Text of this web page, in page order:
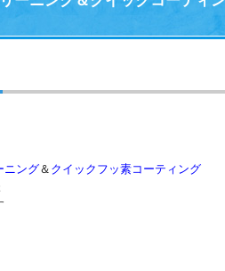
ニング＆ クイックフッ素コーティング